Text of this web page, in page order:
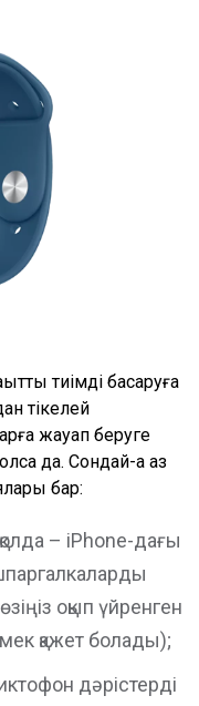
тиімді басқаруға
тікелей
жауап беруге
да. Сондай-ақ аз
бар:
– iPhone-дағы
оқып үйренген
қажет болады);
дәрістерді